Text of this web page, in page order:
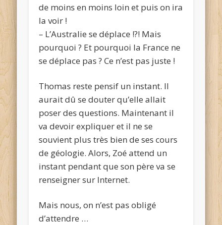
de moins en moins loin et puis on ira
la voir !
– L’Australie se déplace !?! Mais
pourquoi ? Et pourquoi la France ne
se déplace pas ? Ce n’est pas juste !
Thomas reste pensif un instant. Il
aurait dû se douter qu’elle allait
poser des questions. Maintenant il
va devoir expliquer et il ne se
souvient plus très bien de ses cours
de géologie. Alors, Zoé attend un
instant pendant que son père va se
renseigner sur Internet.
Mais nous, on n’est pas obligé
d’attendre …